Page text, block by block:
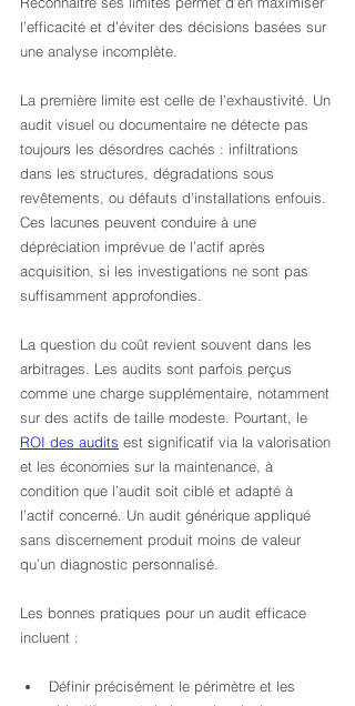
l’efficacité et d’éviter des décisions basées sur
une analyse incomplète.
La première limite est celle de l’exhaustivité. Un
audit visuel ou documentaire ne détecte pas
toujours les désordres cachés : infiltrations
dans les structures, dégradations sous
revêtements, ou défauts d’installations enfouis.
Ces lacunes peuvent conduire à une
dépréciation imprévue de l’actif après
acquisition, si les investigations ne sont pas
suffisamment approfondies.
La question du coût revient souvent dans les
arbitrages. Les audits sont parfois perçus
comme une charge supplémentaire, notamment
sur des actifs de taille modeste. Pourtant, le
ROI des audits est significatif via la valorisation
et les économies sur la maintenance, à
condition que l’audit soit ciblé et adapté à
l’actif concerné. Un audit générique appliqué
sans discernement produit moins de valeur
qu’un diagnostic personnalisé.
Les bonnes pratiques pour un audit efficace
incluent :
Définir précisément le périmètre et les